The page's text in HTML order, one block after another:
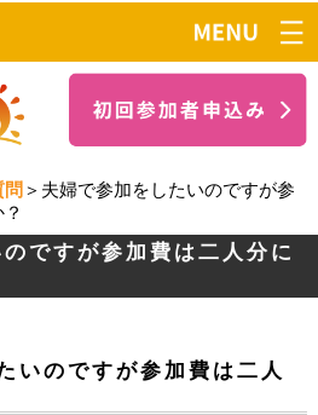
＞夫婦で参加をしたいのですが参
ですが参加費は二人分に
いのですが参加費は二人